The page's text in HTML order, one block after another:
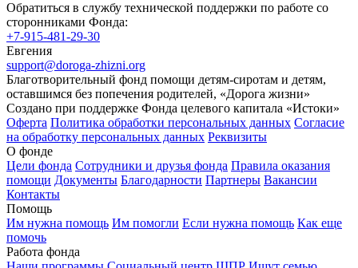
Обратиться в службу технической поддержки по работе со
сторонниками Фонда:
+7-915-481-29-30
Евгения
support@doroga-zhizni.org
Благотворительный фонд помощи детям-сиротам и детям,
оставшимся без попечения родителей, «Дорога жизни»
Создано при поддержке Фонда целевого капитала «Истоки»
Оферта Политика обработки персональных данных Согласие
на обработку персональных данных Реквизиты
О фонде
Цели фонда Сотрудники и друзья фонда Правила оказания
помощи Документы Благодарности Партнеры Вакансии
Контакты
Помощь
Им нужна помощь Им помогли Если нужна помощь Как еще
помочь
Работа фонда